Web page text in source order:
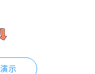
示